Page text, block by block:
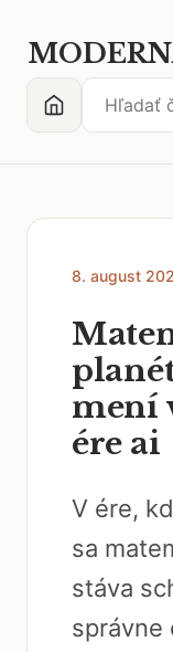
8. august
mení
ére ai
V ére,
sa
stáva
správne